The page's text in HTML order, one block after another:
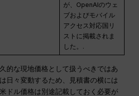
が、OpenAIのウェ
ブおよびモバイル
アクセス対応国リ
ストに掲載されま
した。.
的な現地価格として扱うべきではあ
日々変動するため、見積書の横には
ドル価格は別途記載しておく必要が